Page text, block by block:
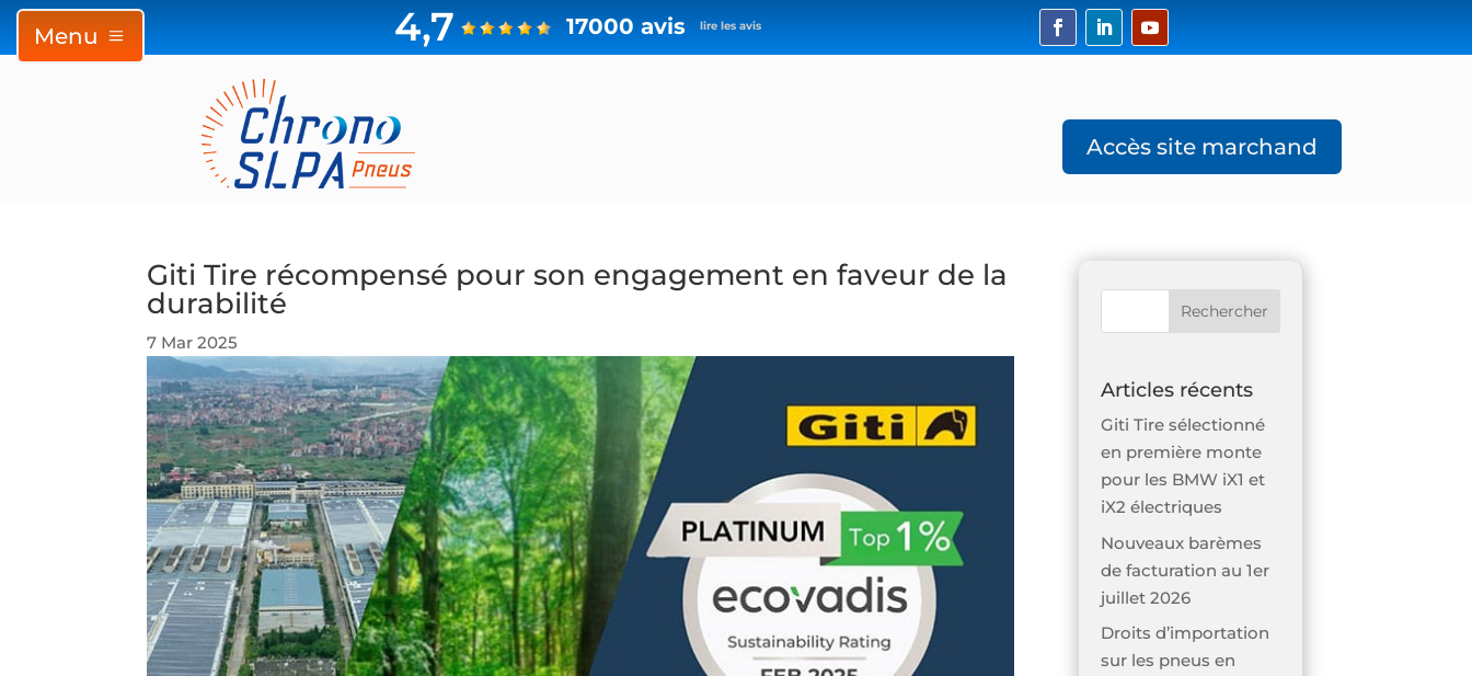
4,7 17000 avis lire les avis
Accès site marchand
Menu
Giti Tire récompensé pour son engagement en faveur de la
durabilité
7 Mar 2025
Articles récents
Giti Tire sélectionné
en première monte
pour les BMW iX1 et
iX2 électriques
Nouveaux barèmes
de facturation au 1er
juillet 2026
Droits d’importation
sur les pneus en